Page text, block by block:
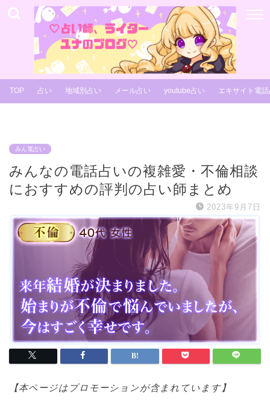
TOP 占い 地域別占い メール占い youtube占い エキサイト電
みん電占い
みんなの電話占いの複雑愛・不倫相談
におすすめの評判の占い師まとめ
2023年9月7日
【本ページはプロモーションが含まれています】